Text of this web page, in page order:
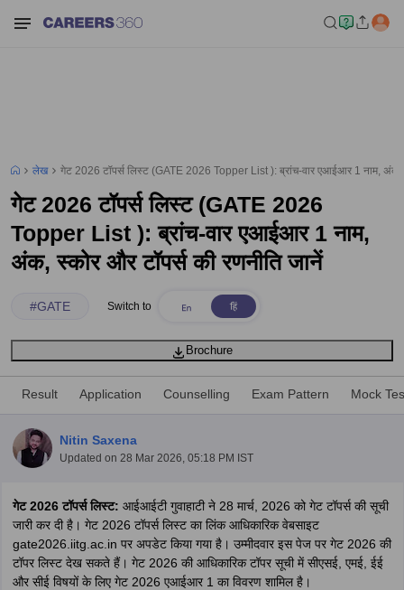
लेख गेट 2026 टॉपर्स लिस्ट (GATE 2026 Topper List ): ब्रांच-वार एआईआर 1 नाम, अंक,
गेट 2026 टॉपर्स लिस्ट (GATE 2026
Topper List ): ब्रांच-वार एआईआर 1 नाम,
अंक, स्कोर और टॉपर्स की रणनीति जानें
#GATE Switch to
Brochure
Result Application Counselling Exam Pattern Mock
Nitin Saxena
Updated on 28 Mar 2026, 05:18 PM IST
गेट 2026 टॉपर्स लिस्ट: आईआईटी गुवाहाटी ने 28 मार्च, 2026 को गेट टॉपर्स की सूची
जारी कर दी है। गेट 2026 टॉपर्स लिस्ट का लिंक आधिकारिक वेबसाइट
gate2026.iitg.ac.in पर अपडेट किया गया है। उम्मीदवार इस पेज पर गेट 2026 की
टॉपर लिस्ट देख सकते हैं। गेट 2026 की आधिकारिक टॉपर सूची में सीएसई, एमई, ईई
और सीई विषयों के लिए गेट 2026 एआईआर 1 का विवरण शामिल है।